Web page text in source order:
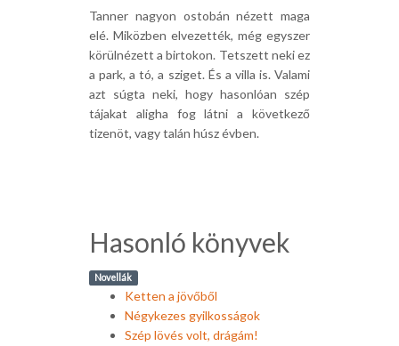
Tanner nagyon ostobán nézett maga
elé. Miközben elvezették, még egyszer
körülnézett a birtokon. Tetszett neki ez
a park, a tó, a sziget. És a villa is. Valami
azt súgta neki, hogy hasonlóan szép
tájakat aligha fog látni a következő
tizenöt, vagy talán húsz évben.
Hasonló könyvek
Novellák
Ketten a jövőből
Négykezes gyilkosságok
Szép lövés volt, drágám!